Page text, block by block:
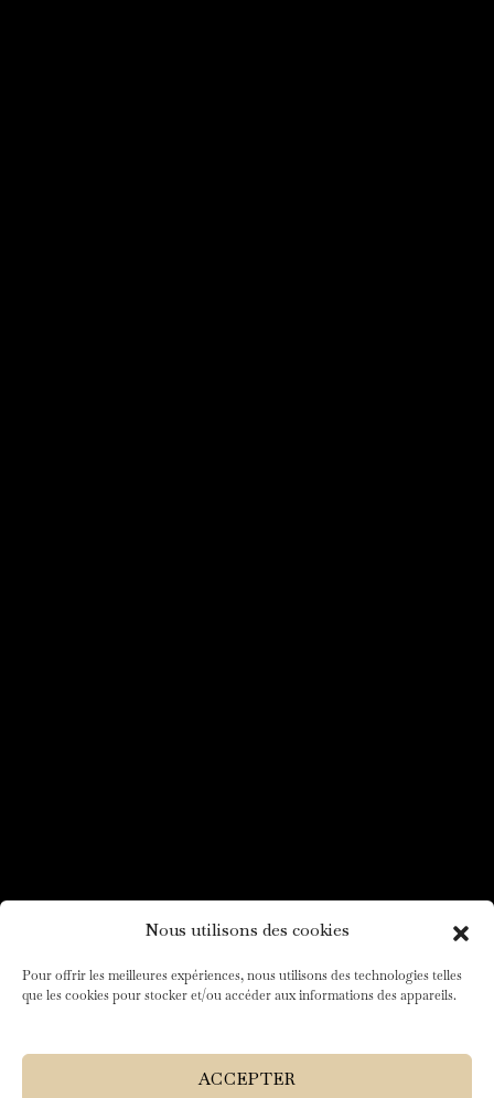
Nous utilisons des cookies
Pour offrir les meilleures expériences, nous utilisons des technologies telles
que les cookies pour stocker et/ou accéder aux informations des appareils.
ACCEPTER